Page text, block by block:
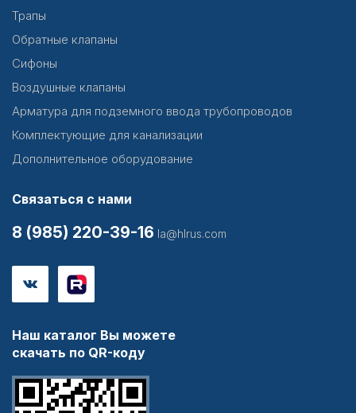
Трапы
Обратные клапаны
Сифоны
Воздушные клапаны
Арматура для подземного ввода трубопроводов
Комплектующие для канализации
Дополнительное оборудование
Связаться с нами
8 (985) 220-39-16 la@hlrus.com
Наш каталог Вы можете
скачать по QR-коду